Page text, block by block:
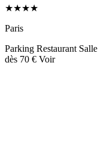
★★★★
Paris
Parking Restaurant
dès 70 € Voir